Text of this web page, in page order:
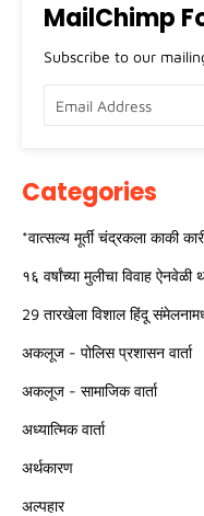
MailChimp
Subscribe to our
Categories
*वात्सल्य मूर्ती चंद्रकला काकी
१६ वर्षांच्या मुलीचा विवाह
29 तारखेला विशाल हिंदू
अकलूज - पोलिस प्रशासन वार्ता
अकलूज - सामाजिक वार्ता
अध्यात्मिक वार्ता
अर्थकारण
अल्पहार